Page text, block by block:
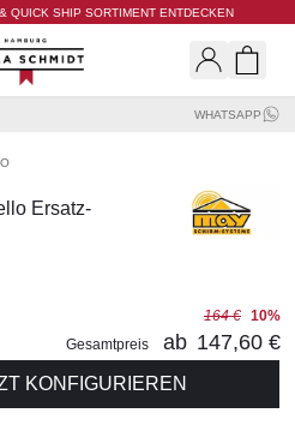
QUICK SHIP SORTIMENT ENTDECKEN
Schmidt
WHATSAPP
Ersatz-
164 € 10%
Gesamtpreis
ab 147,60 €
KONFIGURIEREN